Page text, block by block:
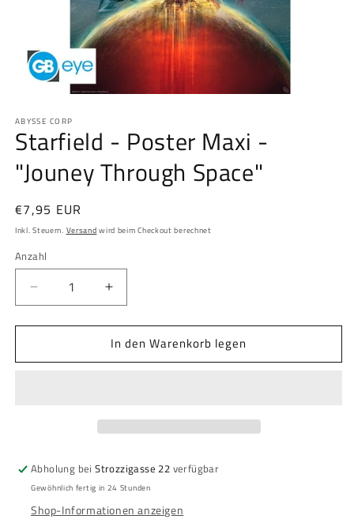
in
Modal
öffnen
ABYSSE CORP
Starfield - Poster Maxi -
"Jouney Through Space"
Normaler
Preis
€7,95 EUR
Inkl. Steuern. Versand wird beim Checkout berechnet
Anzahl
Anzahl
Verringere
die
Menge
Starfield
Space&quot;
Erhöhe
die
Menge
für
Starfield
Space&quot;
In den Warenkorb legen
Abholung beiStrozzigasse 22 verfügbar
Gewöhnlich fertig in 24 Stunden
Shop-Informationen anzeigen